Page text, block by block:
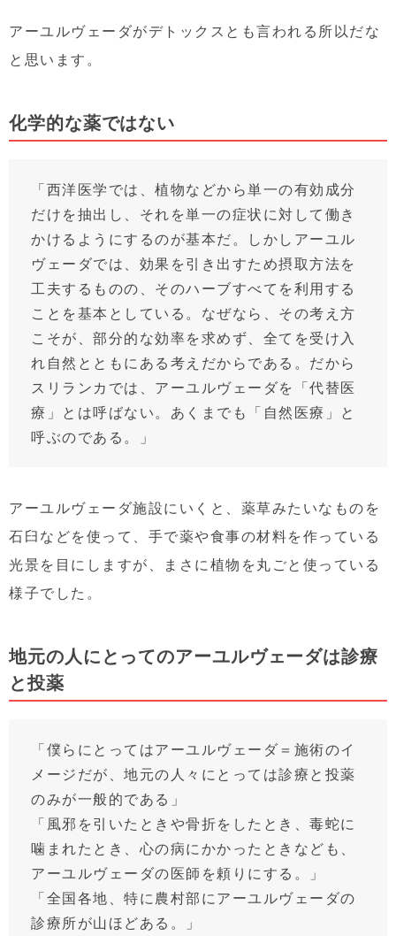
アーユルヴェーダがデトックスとも言われる所以だな
と思います。
化学的な薬ではない
「西洋医学では、植物などから単一の有効成分
だけを抽出し、それを単一の症状に対して働き
かけるようにするのが基本だ。しかしアーユル
ヴェーダでは、効果を引き出すため摂取方法を
工夫するものの、そのハーブすべてを利用する
ことを基本としている。なぜなら、その考え方
こそが、部分的な効率を求めず、全てを受け入
れ自然とともにある考えだからである。だから
スリランカでは、アーユルヴェーダを「代替医
療」とは呼ばない。あくまでも「自然医療」と
呼ぶのである。」
アーユルヴェーダ施設にいくと、薬草みたいなものを
石臼などを使って、手で薬や食事の材料を作っている
光景を目にしますが、まさに植物を丸ごと使っている
様子でした。
地元の人にとってのアーユルヴェーダは診療
と投薬
「僕らにとってはアーユルヴェーダ＝施術のイ
メージだが、地元の人々にとっては診療と投薬
のみが一般的である」
「風邪を引いたときや骨折をしたとき、毒蛇に
噛まれたとき、心の病にかかったときなども、
アーユルヴェーダの医師を頼りにする。」
「全国各地、特に農村部にアーユルヴェーダの
診療所が山ほどある。」